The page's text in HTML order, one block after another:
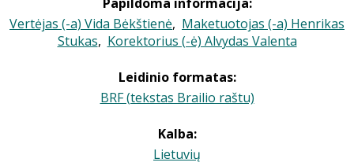
Vertėjas (-a) Vida Bėkštienė, Maketuotojas (-a) Henrikas
Stukas, Korektorius (-ė) Alvydas Valenta
Leidinio formatas:
BRF (tekstas Brailio raštu)
Kalba:
Lietuvių